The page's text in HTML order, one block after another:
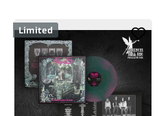
Limited